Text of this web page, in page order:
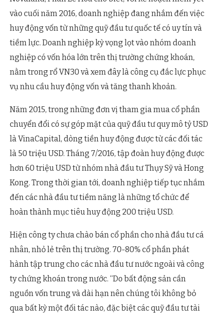
vào cuối năm 2016, doanh nghiệp đang nhắm đến việc
huy động vốn từ những quỹ đầu tư quốc tế có uy tín và
tiềm lực. Doanh nghiệp kỳ vọng lọt vào nhóm doanh
nghiệp có vốn hóa lớn trên thị trường chứng khoán,
nằm trong rổ VN30 và xem đây là công cụ đắc lực phục
vụ nhu cầu huy động vốn và tăng thanh khoản.
Năm 2015, trong những đơn vị tham gia mua cổ phần
chuyển đổi có sự góp mặt của quỹ đầu tư quy mô tỷ USD
là VinaCapital, dòng tiền huy động được từ các đối tác
là 50 triệu USD. Tháng 7/2016, tập đoàn huy động được
hơn 60 triệu USD từ nhóm nhà đầu tư Thụy Sỹ và Hong
Kong. Trong thời gian tới, doanh nghiệp tiếp tục nhắm
đến các nhà đầu tư tiềm năng là những tổ chức để
hoàn thành mục tiêu huy động 200 triệu USD.
Hiện công ty chưa chào bán cổ phần cho nhà đầu tư cá
nhân, nhỏ lẻ trên thị trường. 70-80% cổ phần phát
hành tập trung cho các nhà đầu tư nước ngoài và công
ty chứng khoán trong nước. “Do bất động sản cần
nguồn vốn trung và dài hạn nên chúng tôi không bỏ
qua bất kỳ một đối tác nào, đặc biệt các quỹ đầu tư tài